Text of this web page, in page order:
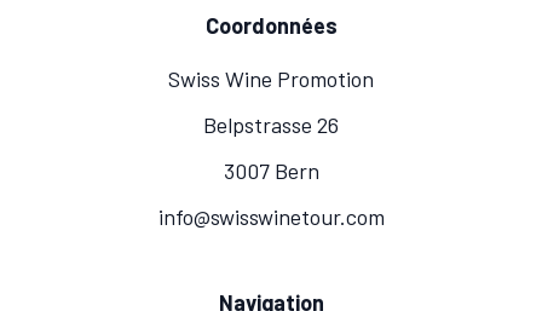
Coordonnées
Swiss Wine Promotion
Belpstrasse 26
3007 Bern
info@swisswinetour.com
Navigation